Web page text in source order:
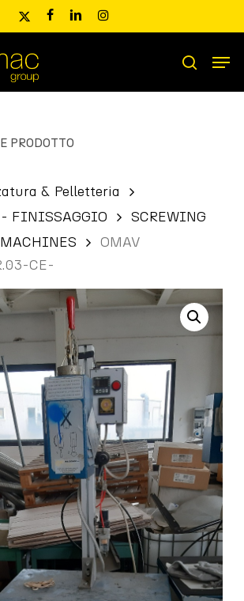
x-
facebooklinkedininstagram
search
PRODOTTO
& Pelletteria
- FINISSAGGIO
SCREWING
OMAV
CE-